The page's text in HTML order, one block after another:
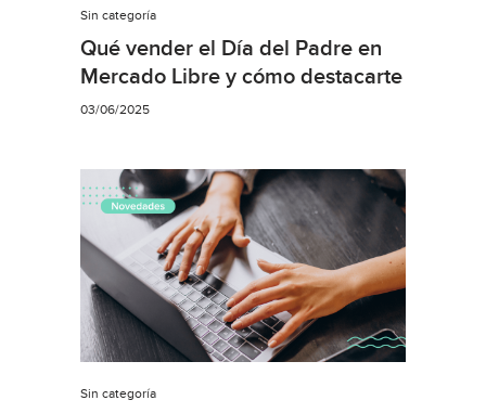
Sin categoría
Qué vender el Día del Padre en
Mercado Libre y cómo destacarte
03/06/2025
Sin categoría